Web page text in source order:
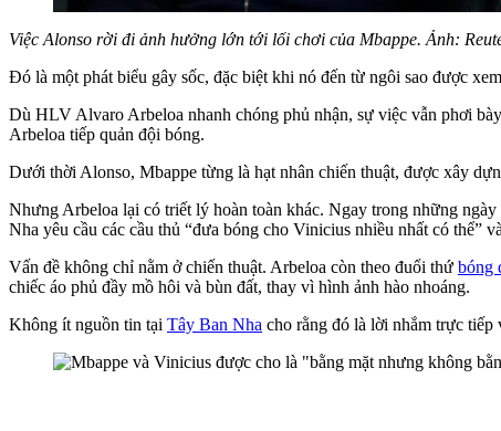
Việc Alonso rời đi ảnh hưởng lớn tới lối chơi của Mbappe. Ảnh:
Đó là một phát biểu gây sốc, đặc biệt khi nó đến từ ngôi sao được
Dù HLV Alvaro Arbeloa nhanh chóng phủ nhận, sự việc vẫn phơi
Arbeloa tiếp quản đội bóng.
Dưới thời Alonso, Mbappe từng là hạt nhân chiến thuật, được xây
Nhưng Arbeloa lại có triết lý hoàn toàn khác. Ngay trong những
Nha yêu cầu các cầu thủ “đưa bóng cho Vinicius nhiều nhất có thể”
Vấn đề không chỉ nằm ở chiến thuật. Arbeloa còn theo đuổi thứ bóng
chiếc áo phủ đầy mồ hôi và bùn đất, thay vì hình ảnh hào nhoáng.
Không ít nguồn tin tại Tây Ban Nha cho rằng đó là lời nhắm trực